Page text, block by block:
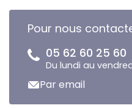
Pour nous
05 62 60 25 60
Du lundi au
Par email